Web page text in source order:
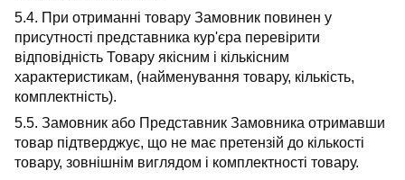
5.4. При отриманні товару Замовник повинен у
присутності представника кур'єра перевірити
відповідність Товару якісним і кількісним
характеристикам, (найменування товару, кількість,
комплектність).
5.5. Замовник або Представник Замовника отримавши
товар підтверджує, що не має претензій до кількості
товару, зовнішнім виглядом і комплектності товару.